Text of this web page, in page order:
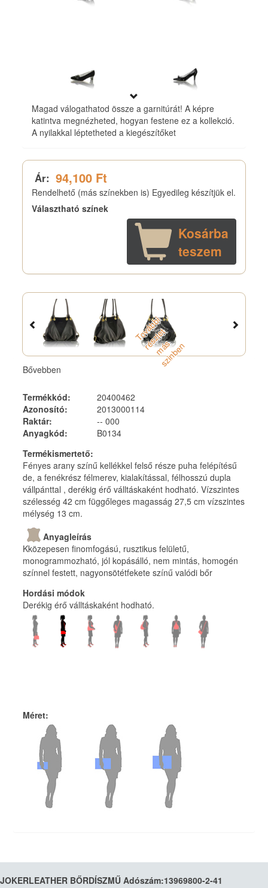
Magad válogathatod össze a garnitúrát! A képre
katintva megnézheted, hogyan festene ez a kollekció.
A nyilakkal léptetheted a kiegészítőket
Ár: 94,100 Ft
Rendelhető (más színekben is) Egyedileg készítjük el.
Választható színek
Kosárba
teszem
T
o
v
á
b
b
i
r
é
s
z
l
e
t
m
á
s
s
z
i
n
b
e
n
Bővebben
Termékkód:
20400462
Azonosító:
2013000114
Raktár:
-- 000
Anyagkód:
B0134
Termékismertető:
Fényes arany színű kellékkel felső része puha felépítésű
de, a fenékrész félmerev, kialakítással, félhosszú dupla
vállpánttal , derékig érő válltáskaként hodható. Vízszintes
szélesség 42 cm függőleges magasság 27,5 cm vízszintes
mélység 13 cm.
Anyagleírás
Kközepesen finomfogású, rusztikus felületű,
monogrammozható, jól kopásálló, nem mintás, homogén
színnel festett, nagyonsötétfekete színű valódi bőr
Hordási módok
Derékig érő válltáskaként hodható.
Méret:
JOKERLEATHER BŐRDÍSZMŰ Adószám:13969800-2-41